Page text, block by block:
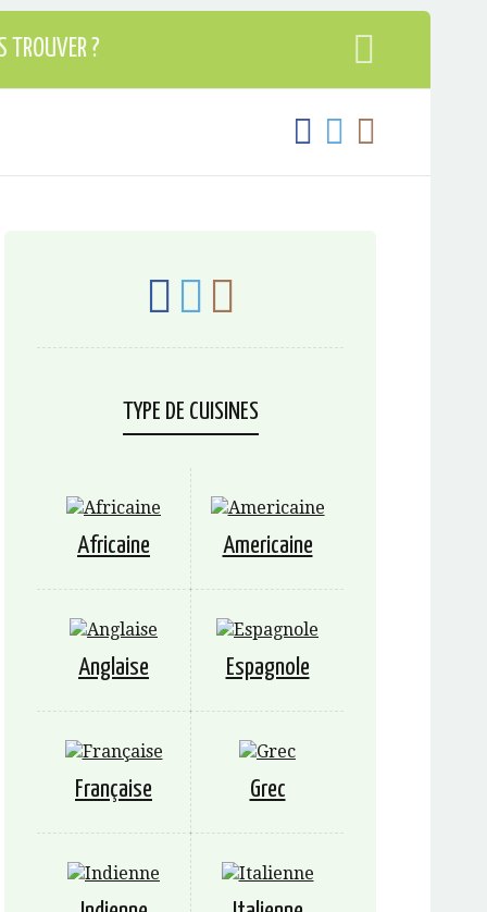
TROUVER ?
TYPE DE CUISINES
Africaine Americaine
Anglaise Espagnole
Française Grec